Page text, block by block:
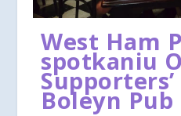
West Ham
spotkaniu
Boleyn Pub